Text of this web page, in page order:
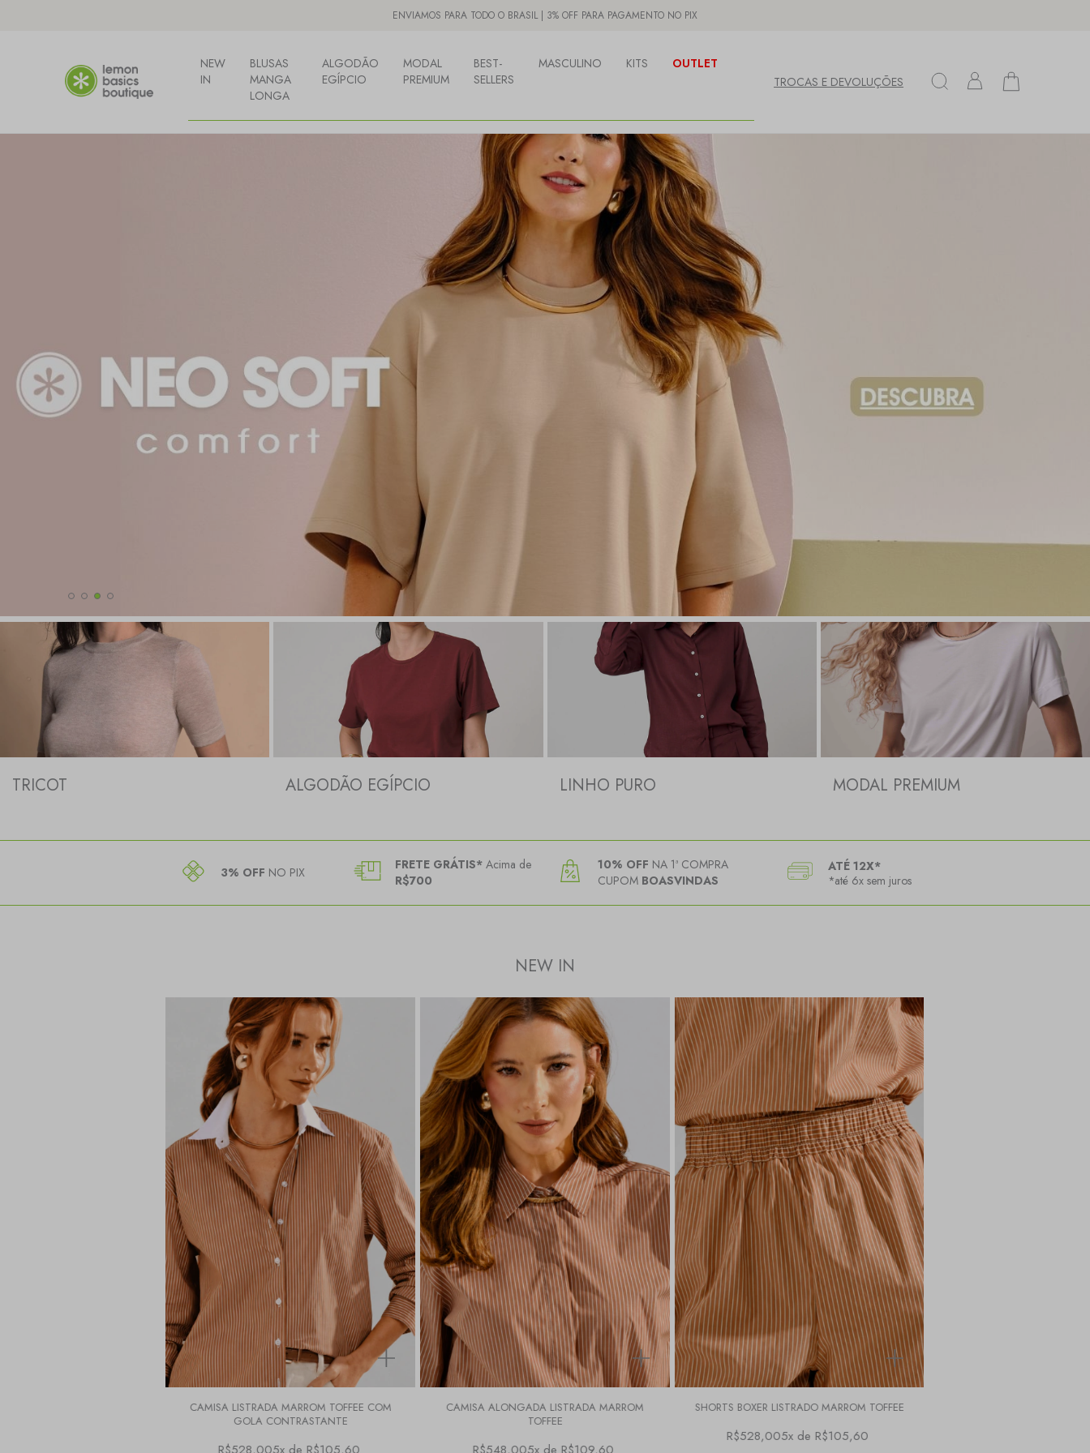
ENVIAMOS PARA TODO O BRASIL | 3% OFF PARA PAGAMENTO NO PIX
NEW
IN
BLUSAS
MANGA
LONGA
ALGODÃO
EGÍPCIO
MODAL
PREMIUM
BEST-
SELLERS
MASCULINO KITS
OUTLET
TROCAS E DEVOLUÇÕES
TRICOT ALGODÃO EGÍPCIO LINHO PURO MODAL PREMIUM
3% OFF NO PIX FRETE GRÁTIS* Acima de
R$700
10% OFF NA 1ª COMPRA
CUPOM BOASVINDAS
ATÉ 12X*
*até 6x sem juros
NEW IN
CAMISA LISTRADA MARROM TOFFEE COM
GOLA CONTRASTANTE
CAMISA ALONGADA LISTRADA MARROM
TOFFEE
SHORTS BOXER LISTRADO MARROM TOFFEE
R$528,005x de R$105,60